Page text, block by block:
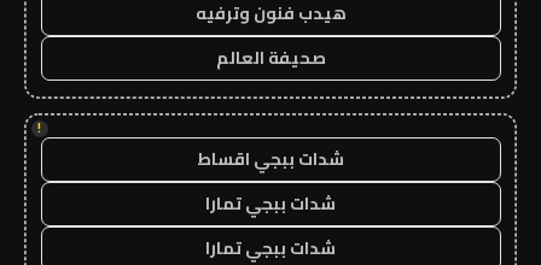
هيدب فنون وترفيه
صحيفة العالم
!
شدات ببجي اقساط
شدات ببجي تمارا
شدات ببجي تمارا